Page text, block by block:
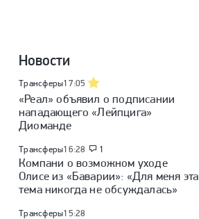
Новости
Трансферы17:05
«Реал» объявил о подписании
нападающего «Лейпцига»
Диоманде
Трансферы16:28 1
Компани о возможном уходе
Олисе из «Баварии»: «Для меня эта
тема никогда не обсуждалась»
Трансферы15:28